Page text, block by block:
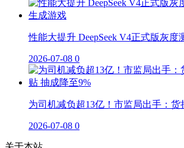
性能大提升 DeepSeek V4正式版灰度
2026-07-08 0
为司机减负超13亿！市监局出手：
2026-07-08 0